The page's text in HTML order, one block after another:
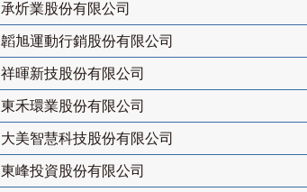
承炘業股份有限公司
韜旭運動行銷股份有限公司
祥暉新技股份有限公司
東禾環業股份有限公司
大美智慧科技股份有限公司
東峰投資股份有限公司